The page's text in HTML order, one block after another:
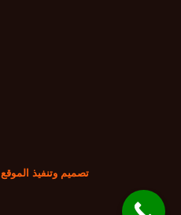
تصميم وتنفيذ الموقع SEO م. وليد عنتر